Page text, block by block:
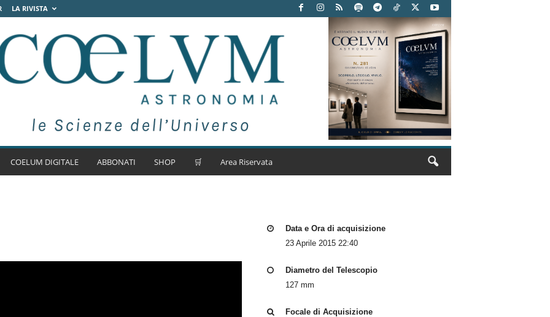
LA RIVISTA
COELUM DIGITALE ABBONATI SHOP 🛒 Area Riservata
Data e Ora di acquisizione
23 Aprile 2015 22:40
Diametro del Telescopio
127 mm
Focale di Acquisizione